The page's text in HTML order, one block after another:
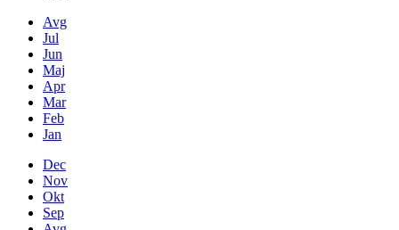
Avg
Jul
Jun
Maj
Apr
Mar
Feb
Jan
Dec
Nov
Okt
Sep